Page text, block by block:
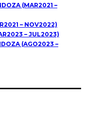
(MAR2021 –
– NOV2022)
– JUL2023)
(AGO2023 –